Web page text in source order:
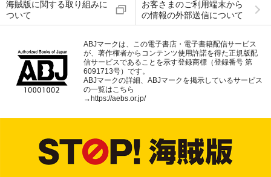
海賊版に関する取り組みに
ついて
お客さまのご利用端末から
の情報の外部送信について
ABJマークは、この電子書店・電子書籍配信サービス
が、著作権者からコンテンツ使用許諾を得た正規版配
信サービスであることを示す登録商標（登録番号 第
6091713号）です。
ABJマークの詳細、ABJマークを掲示しているサービス
の一覧はこちら
→ https://aebs.or.jp/